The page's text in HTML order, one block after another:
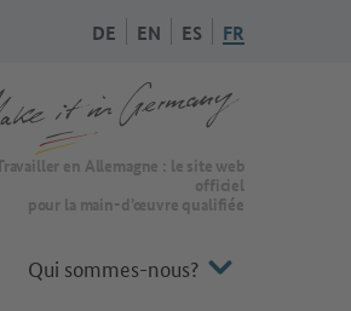
DE EN ES FR
la page d'accueil de Make it in Germany
en Allemagne : le site web
officiel
pour la main-d’œuvre qualifiée
Qui sommes-nous?